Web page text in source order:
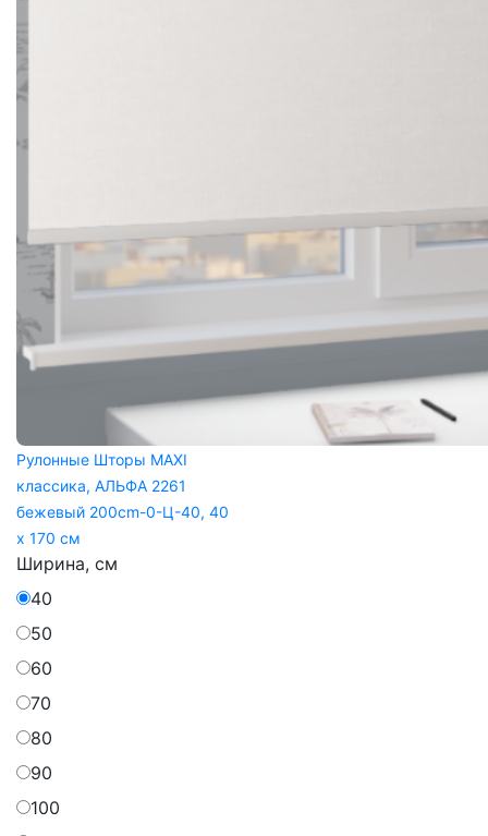
Рулонные Шторы MAXI
классика, АЛЬФА 2261
бежевый 200cm-0-Ц-40, 40
x 170 см
Ширина, см
40
50
60
70
80
90
100